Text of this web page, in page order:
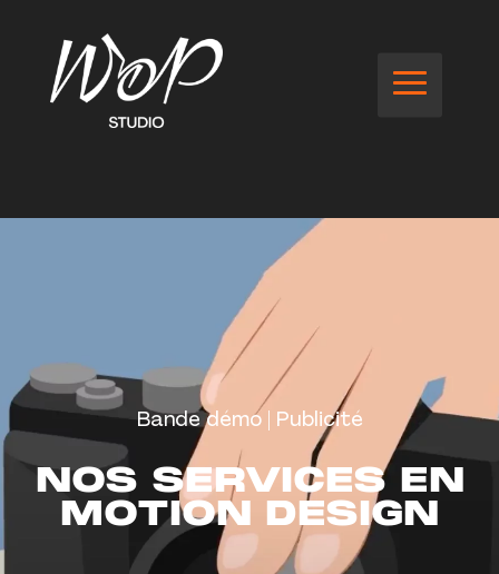
Bande démo | Publicité
NOS SERVICES EN
MOTION DESIGN